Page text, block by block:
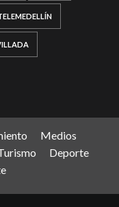
Medios
Deporte